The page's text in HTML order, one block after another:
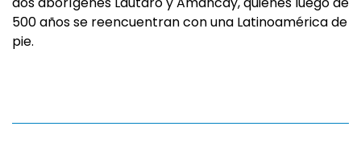
500 años se reencuentran con una Latinoamérica de
pie.